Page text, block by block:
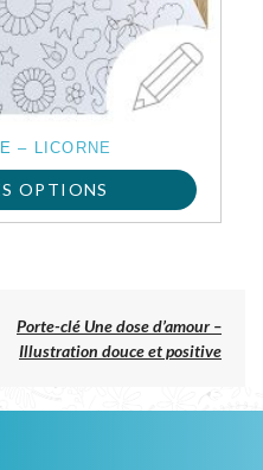
– LICORNE
OPTIONS
Porte-clé Une dose d’amour –
Illustration douce et positive